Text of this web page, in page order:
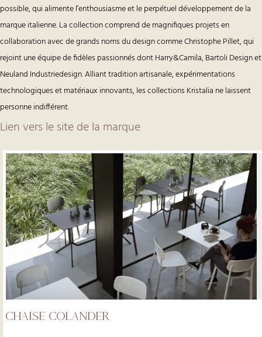
possible, qui alimente l’enthousiasme et le perpétuel développement de la
marque italienne. La collection comprend de magnifiques projets en
collaboration avec de grands noms du design comme Christophe Pillet, qui
rejoint une équipe de fidèles passionnés dont Harry&Camila, Bartoli Design et
Neuland Industriedesign. Alliant tradition artisanale, expérimentations
technologiques et matériaux innovants, les collections Kristalia ne laissent
personne indifférent.
Lien vers le site de la marque
Chaise Colander